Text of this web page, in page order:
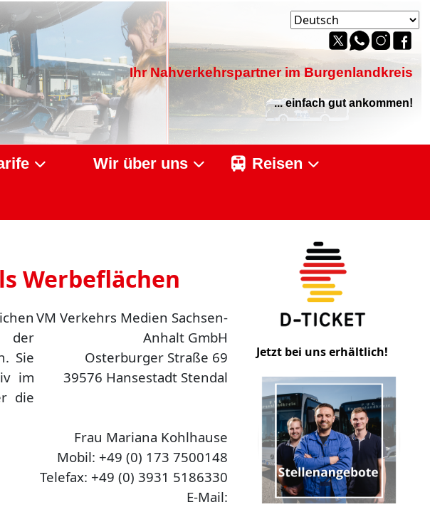
Ihr Nahverkehrspartner im Burgenlandkreis
... einfach gut ankommen!
Wir über uns Reisen
Werbeflächen
der
Sie
im
die
VM Verkehrs Medien Sachsen-
Anhalt GmbH
Osterburger Straße 69
39576 Hansestadt Stendal
Frau Mariana Kohlhause
Mobil: +49 (0) 173 7500148
Telefax: +49 (0) 3931 5186330
E-Mail:
Jetzt bei uns erhältlich!